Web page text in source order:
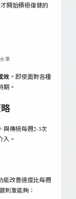
開始積極復健的
準
效 。即使面對各種
期。
與傳統每週2-3次
入。
能改善速度比每週
刺激能夠：